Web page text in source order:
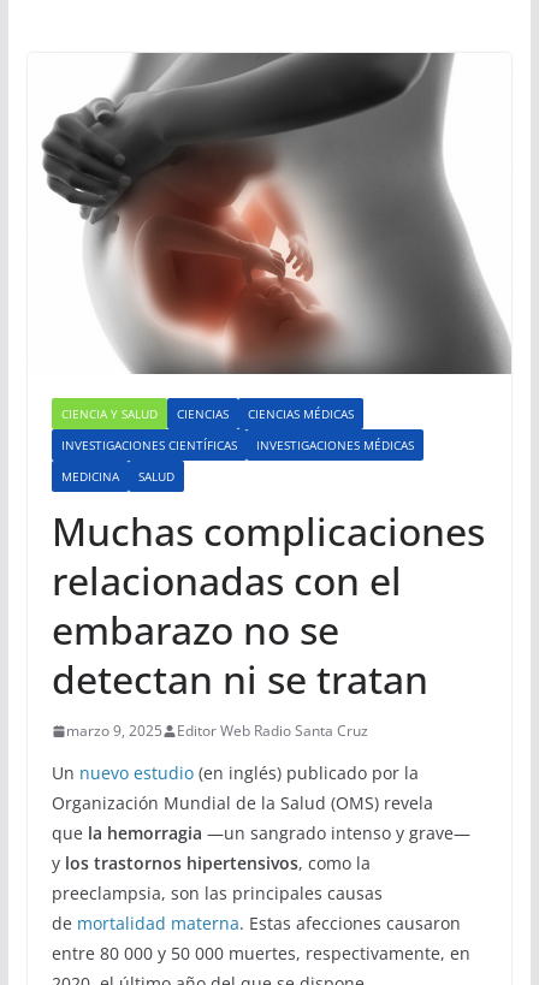
CIENCIA Y SALUD CIENCIAS
CIENCIAS MÉDICAS
INVESTIGACIONES CIENTÍFICAS
INVESTIGACIONES MÉDICAS
MEDICINA
SALUD
Muchas complicaciones
relacionadas con el
embarazo no se
detectan ni se tratan
marzo 9, 2025 Editor Web Radio Santa Cruz
Un nuevo estudio(en inglés) publicado por la
Organización Mundial de la Salud (OMS) revela
que la hemorragia —un sangrado intenso y grave—
y los trastornos hipertensivos, como la
preeclampsia, son las principales causas
de mortalidad materna. Estas afecciones causaron
entre 80 000 y 50 000 muertes, respectivamente, en